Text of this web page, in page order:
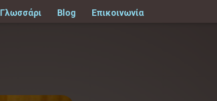
Γλωσσάρι Blog Επικοινωνία